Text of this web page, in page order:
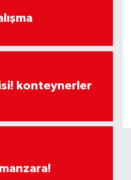
konteynerler